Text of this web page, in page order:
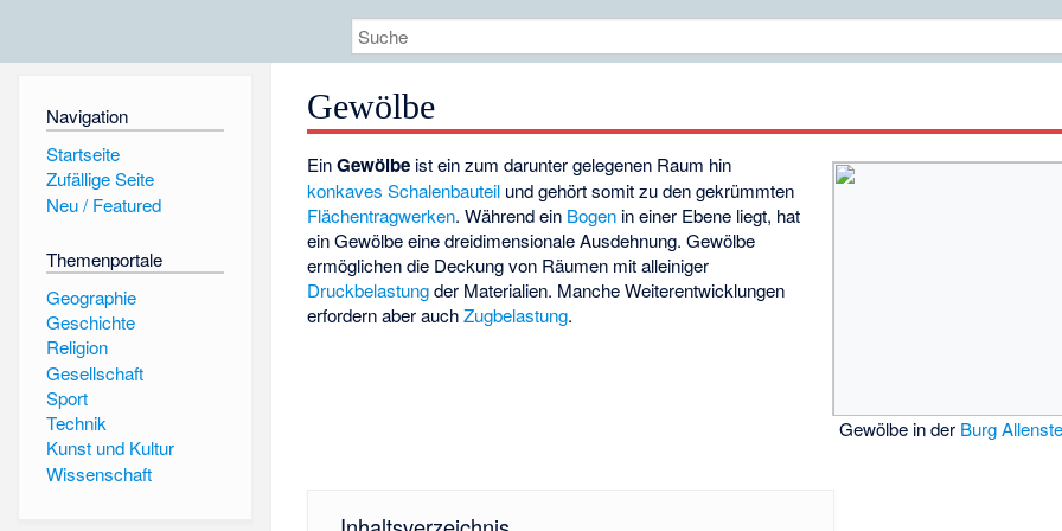
Navigation
Startseite
Zufällige Seite
Neu / Featured
Themenportale
Geographie
Geschichte
Religion
Gesellschaft
Sport
Technik
Kunst und Kultur
Wissenschaft
Gewölbe
Gewölbe in der Burg
EinGewölbe ist ein zum darunter gelegenen Raum hin
konkaves Schalenbauteil und gehört somit zu den gekrümmten
Flächentragwerken. Während ein Bogen in einer Ebene liegt, hat
ein Gewölbe eine dreidimensionale Ausdehnung. Gewölbe
ermöglichen die Deckung von Räumen mit alleiniger
Druckbelastungder Materialien. Manche Weiterentwicklungen
erfordern aber auchZugbelastung.